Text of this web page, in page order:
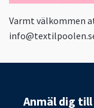
Varmt välkommen
Anmäl dig